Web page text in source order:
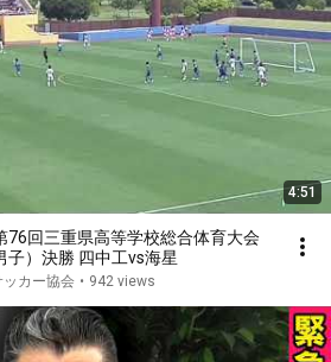
4:51
76回三重県高等学校総合体育大会
子）決勝 四中工vs海星
カー協会 • 942 views